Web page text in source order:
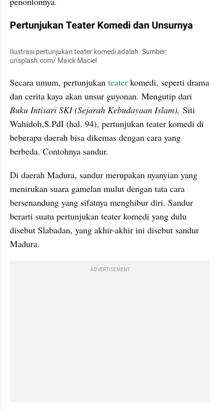
Pertunjukan Teater Komedi dan Unsurnya
Ilustrasi pertunjukan teater komedi adalah. Sumber:
unsplash.com/ Maick Maciel
Secara umum, pertunjukan teater komedi, seperti drama
Buku Intisari SKI (Sejarah Kebudayaan Islam), Siti
Wahidoh,S.PdI (hal. 94), pertunjukan teater komedi di
beberapa daerah bisa dikemas dengan cara yang
berbeda. Contohnya sandur.
Di daerah Madura, sandur merupakan nyanyian yang
menirukan suara gamelan mulut dengan tata cara
bersenandung yang sifatnya menghibur diri. Sandur
berarti suatu pertunjukan teater komedi yang dulu
disebut Slabadan, yang akhir-akhir ini disebut sandur
Madura.
ADVERTISEMENT